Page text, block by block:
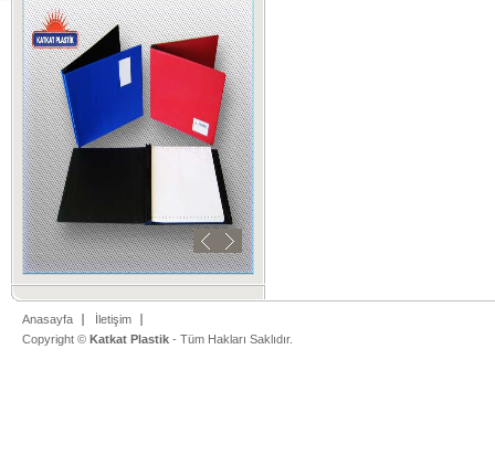
Anasayfa
İletişim
Copyright © Katkat Plastik - Tüm Hakları Saklıdır.